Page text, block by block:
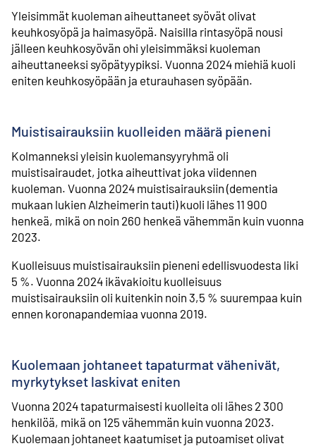
Yleisimmät kuoleman aiheuttaneet syövät olivat
keuhkosyöpä ja haimasyöpä. Naisilla rintasyöpä nousi
jälleen keuhkosyövän ohi yleisimmäksi kuoleman
aiheuttaneeksi syöpätyypiksi. Vuonna 2024 miehiä kuoli
eniten keuhkosyöpään ja eturauhasen syöpään.
Muistisairauksiin kuolleiden määrä pieneni
Kolmanneksi yleisin kuolemansyyryhmä oli
muistisairaudet, jotka aiheuttivat joka viidennen
kuoleman. Vuonna 2024 muistisairauksiin (dementia
mukaan lukien Alzheimerin tauti) kuoli lähes 11 900
henkeä, mikä on noin 260 henkeä vähemmän kuin vuonna
2023.
Kuolleisuus muistisairauksiin pieneni edellisvuodesta liki
5 %. Vuonna 2024 ikävakioitu kuolleisuus
muistisairauksiin oli kuitenkin noin 3,5 % suurempaa kuin
ennen koronapandemiaa vuonna 2019.
Kuolemaan johtaneet tapaturmat vähenivät,
myrkytykset laskivat eniten
Vuonna 2024 tapaturmaisesti kuolleita oli lähes 2 300
henkilöä, mikä on 125 vähemmän kuin vuonna 2023.
Kuolemaan johtaneet kaatumiset ja putoamiset olivat